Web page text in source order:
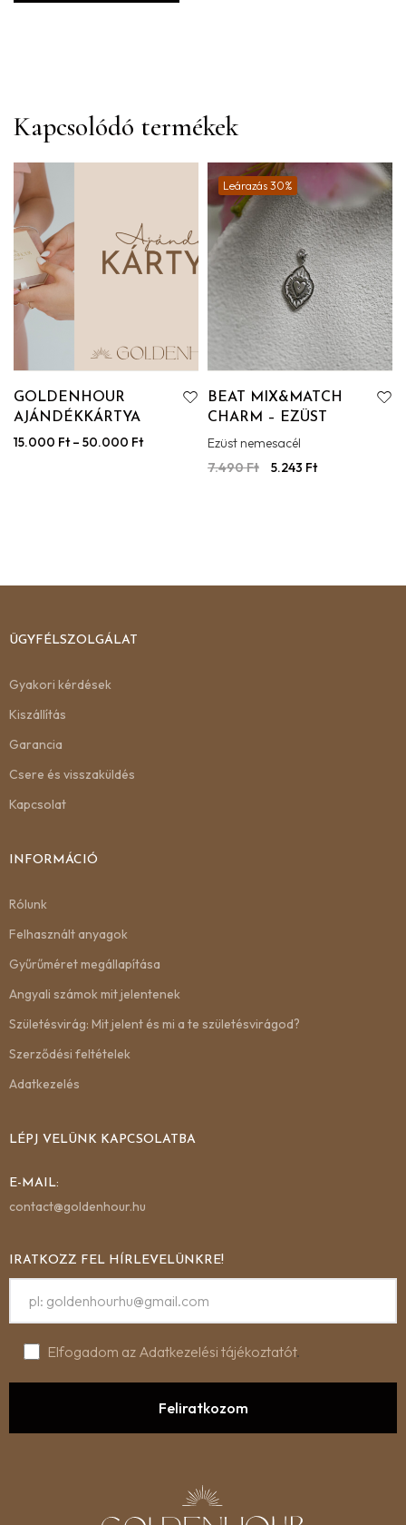
Kapcsolódó termékek
GOLDENHOUR
AJÁNDÉKKÁRTYA
15.000 Ft– 50.000 Ft
Leárazás 30%
BEAT MIX&MATCH
CHARM – EZÜST
Ezüst nemesacél
7.490Ft 5.243 Ft
ÜGYFÉLSZOLGÁLAT
Gyakori kérdések
Kiszállítás
Garancia
Csere és visszaküldés
Kapcsolat
INFORMÁCIÓ
Rólunk
Felhasznált anyagok
Gyűrűméret megállapítása
Angyali számok mit jelentenek
Születésvirág: Mit jelent és mi a te születésvirágod?
Szerződési feltételek
Adatkezelés
LÉPJ VELÜNK KAPCSOLATBA
E-MAIL:
contact@goldenhour.hu
IRATKOZZ FEL HÍRLEVELÜNKRE!
Elfogadom az Adatkezelési tájékoztatót.